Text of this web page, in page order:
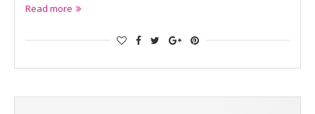
Read more